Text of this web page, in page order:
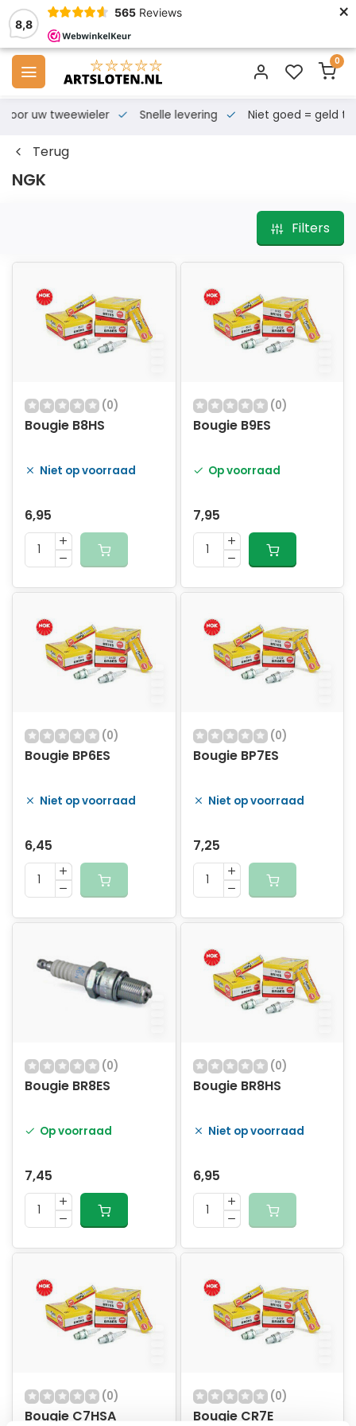
8,8
565 Reviews ×
0
voor uw tweewieler Snelle levering Niet goed = geld
Terug
NGK
Filters
(0)
Bougie B8HS
Niet op voorraad
6,95
(0)
Bougie B9ES
Op voorraad
7,95
(0)
Bougie BP6ES
Niet op voorraad
6,45
(0)
Bougie BP7ES
Niet op voorraad
7,25
(0)
Bougie BR8ES
Op voorraad
7,45
(0)
Bougie BR8HS
Niet op voorraad
6,95
(0)
Bougie C7HSA
(0)
Bougie CR7E